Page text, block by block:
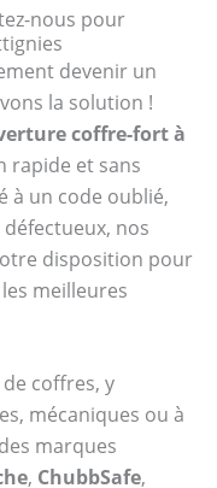
nous pour
devenir un
la solution !
coffre-fort à
rapide et sans
à un code oublié,
nos
disposition pour
meilleures
coffres, y
mécaniques ou à
marques
, ChubbSafe,